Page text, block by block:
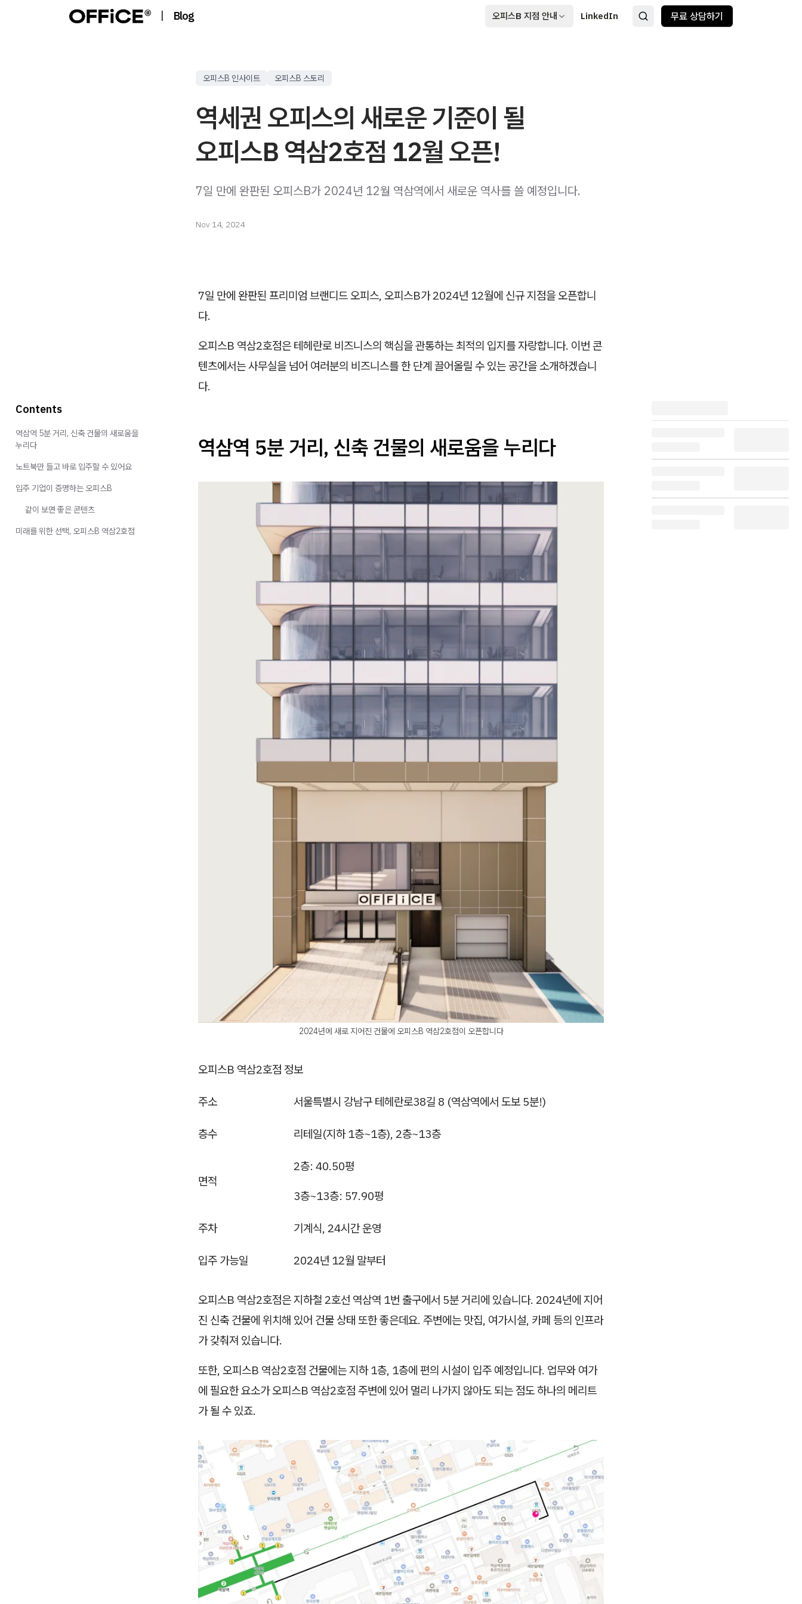
| Blog 오피스B 지점 안내 LinkedIn 무료 상담하기
오피스B 인사이트 오피스B 스토리
역세권 오피스의 새로운 기준이 될
오피스B 역삼2호점 12월 오픈!
7일 만에 완판된 오피스B가 2024년 12월 역삼역에서 새로운 역사를 쓸 예정입니다.
Nov 14, 2024
7일 만에 완판된 프리미엄 브랜디드 오피스, 오피스B가 2024년 12월에 신규 지점을 오픈합니
다.
오피스B 역삼2호점은 테헤란로 비즈니스의 핵심을 관통하는 최적의 입지를 자랑합니다. 이번 콘
텐츠에서는 사무실을 넘어 여러분의 비즈니스를 한 단계 끌어올릴 수 있는 공간을 소개하겠습니
다.
역삼역 5분 거리, 신축 건물의 새로움을 누리다
2024년에 새로 지어진 건물에 오피스B 역삼2호점이 오픈합니다
오피스B 역삼2호점 정보
주소 서울특별시 강남구 테헤란로38길 8 (역삼역에서 도보 5분!)
층수 리테일(지하 1층~1층), 2층~13층
면적
2층: 40.50평
3층~13층: 57.90평
주차 기계식, 24시간 운영
입주 가능일 2024년 12월 말부터
오피스B 역삼2호점은 지하철 2호선 역삼역 1번 출구에서 5분 거리에 있습니다. 2024년에 지어
진 신축 건물에 위치해 있어 건물 상태 또한 좋은데요. 주변에는 맛집, 여가시설, 카페 등의 인프라
가 갖춰져 있습니다.
또한, 오피스B 역삼2호점 건물에는 지하 1층, 1층에 편의 시설이 입주 예정입니다. 업무와 여가
에 필요한 요소가 오피스B 역삼2호점 주변에 있어 멀리 나가지 않아도 되는 점도 하나의 메리트
가 될 수 있죠.
Contents
역삼역 5분 거리, 신축 건물의 새로움을
누리다
노트북만 들고 바로 입주할 수 있어요
입주 기업이 증명하는 오피스B
같이 보면 좋은 콘텐츠
미래를 위한 선택, 오피스B 역삼2호점